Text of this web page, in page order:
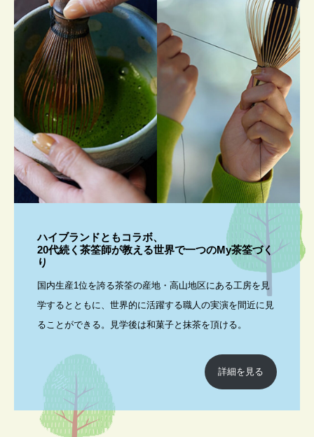
ハイブランドともコラボ、
20代続く茶筌師が教える世界で一つのMy茶筌づく
り
国内生産1位を誇る茶筌の産地・高山地区にある工房を見
学するとともに、世界的に活躍する職人の実演を間近に見
ることができる。見学後は和菓子と抹茶を頂ける。
詳細を見る